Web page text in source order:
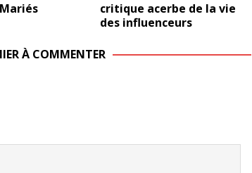
critique acerbe de la vie
des influenceurs
À COMMENTER